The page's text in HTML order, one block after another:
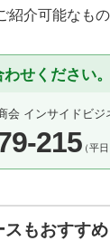
紹介可能なも
せください。
会 インサイドビジ
215（平日
もおすすめ